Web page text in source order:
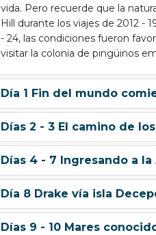
vida. Pero recuerde que la
Hill durante los viajes de 2012 -
- 24, las condiciones fueron
visitar la colonia de pingüinos
Día 1 Fin del mundo
Días 2 - 3 El camino de
Días 4 - 7 Ingresando a
Día 8 Drake vía isla
Días 9 - 10 Mares